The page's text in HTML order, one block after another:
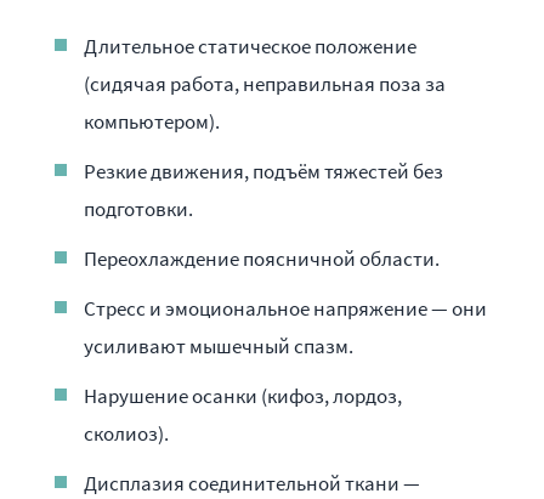
Длительное статическое положение
(сидячая работа, неправильная поза за
компьютером).
Резкие движения, подъём тяжестей без
подготовки.
Переохлаждение поясничной области.
Стресс и эмоциональное напряжение — они
усиливают мышечный спазм.
Нарушение осанки (кифоз, лордоз,
сколиоз).
Дисплазия соединительной ткани —